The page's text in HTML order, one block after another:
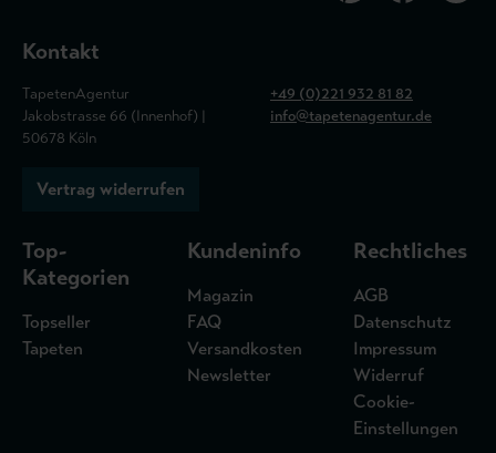
Kontakt
TapetenAgentur
Jakobstrasse 66 (Innenhof) |
50678 Köln
+49 (0)221 932 81 82
info@tapetenagentur.de
Vertrag widerrufen
Top-
Kategorien
Topseller
Tapeten
Kundeninfo
Magazin
FAQ
Versandkosten
Newsletter
Rechtliches
AGB
Datenschutz
Impressum
Widerruf
Cookie-
Einstellungen